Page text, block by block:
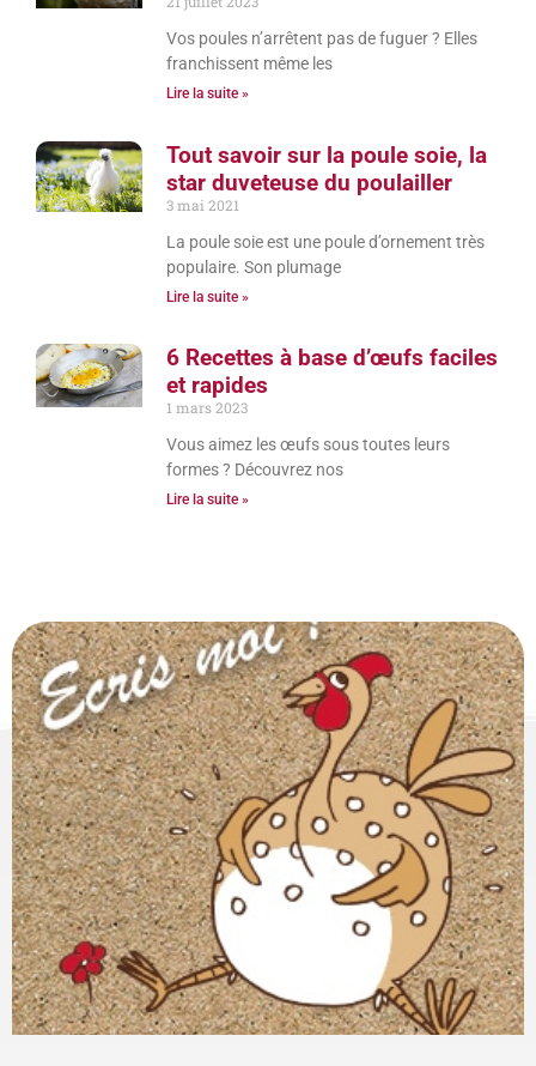
Vos poules n’arrêtent pas de fuguer ? Elles
franchissent même les
Lire la suite »
Tout savoir sur la poule soie, la
star duveteuse du poulailler
3 mai 2021
La poule soie est une poule d’ornement très
populaire. Son plumage
Lire la suite »
6 Recettes à base d’œufs faciles
et rapides
1 mars 2023
Vous aimez les œufs sous toutes leurs
formes ? Découvrez nos
Lire la suite »